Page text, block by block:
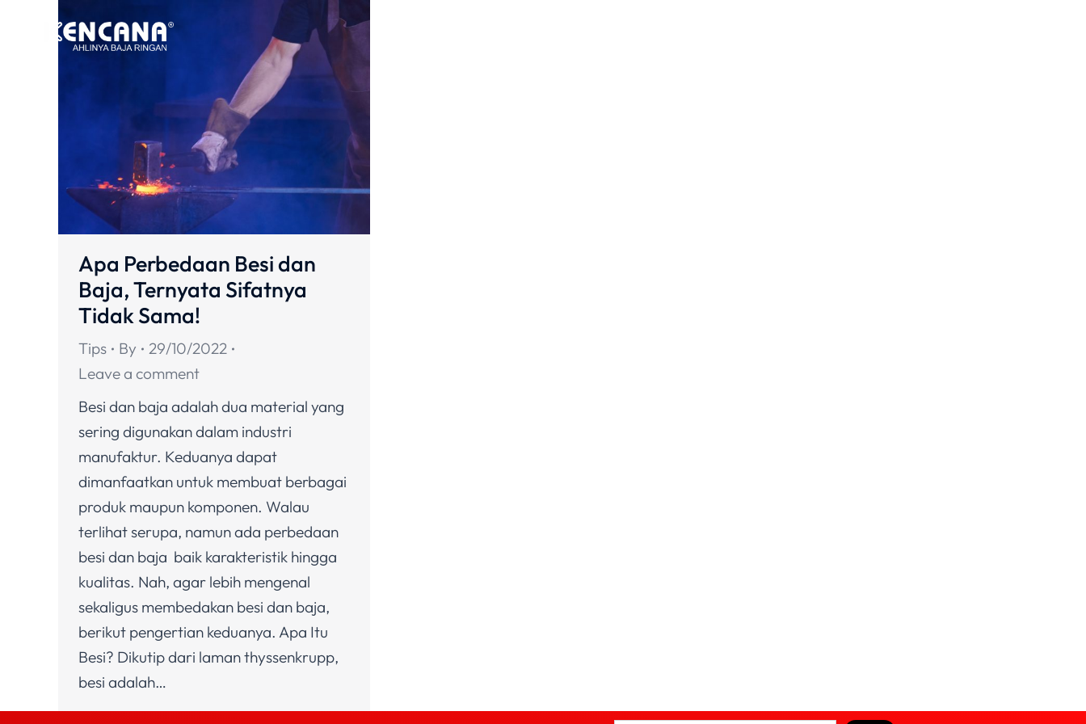
Apa Perbedaan Besi dan
Baja, Ternyata Sifatnya
Tidak Sama!
Tips By
29/10/2022
Leave a comment
Besi dan baja adalah dua material yang
sering digunakan dalam industri
manufaktur. Keduanya dapat
dimanfaatkan untuk membuat berbagai
produk maupun komponen. Walau
terlihat serupa, namun ada perbedaan
besi dan baja baik karakteristik hingga
kualitas. Nah, agar lebih mengenal
sekaligus membedakan besi dan baja,
berikut pengertian keduanya. Apa Itu
Besi? Dikutip dari laman thyssenkrupp,
besi adalah…